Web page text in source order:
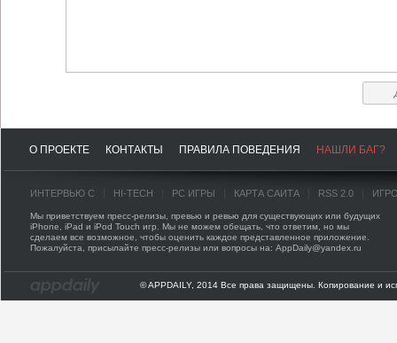
О ПРОЕКТЕ КОНТАКТЫ ПРАВИЛА ПОВЕДЕНИЯ НАШЛИ БАГ?
ИНТЕРВЬЮ С HI-TECH PC ИГРЫ КАРТА САЙТА RSS 2.0
Мы приветствуем пресс-релизы, превью и ревью для существующих или будущих
iPhone, iPad и iPod Touch игр. Мы не можем обещать, что ответим, но мы
сделаем все возможное, чтобы оценить каждое представленное приложение.
Пожалуйста, присылайте пресс-релизы или вопросы на: AppDaily@yandex.ru
© APPDAILY, 2014 Все права защищены. Копирование и